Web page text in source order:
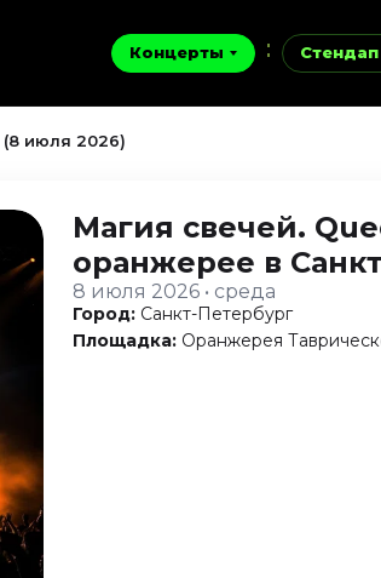
Концерты Стендап
июля 2026)
Магия свечей.
оранжерее в
8 июля 2026 • среда
Город: Санкт-Петербург
Площадка: Оранжерея